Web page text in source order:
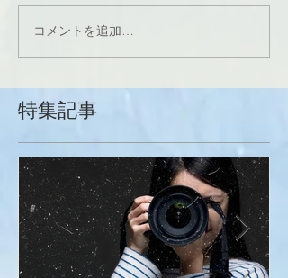
コメントを追加…
特集記事